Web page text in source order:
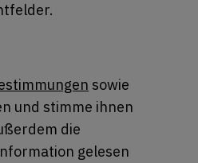
sowie
und stimme ihnen
die
gelesen